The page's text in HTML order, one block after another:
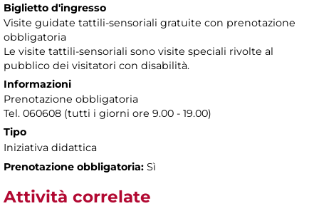
Biglietto d'ingresso
Visite guidate tattili-sensoriali gratuite con prenotazione
obbligatoria
Le visite tattili-sensoriali sono visite speciali rivolte al
pubblico dei visitatori con disabilità.
Informazioni
Prenotazione obbligatoria
Tel. 060608 (tutti i giorni ore 9.00 - 19.00)
Tipo
Iniziativa didattica
Prenotazione obbligatoria: Sì
Attività correlate